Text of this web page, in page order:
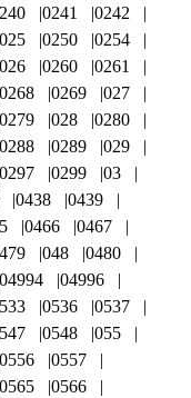
0241
0242
025 0250
0254
026 0260
0261
0268 0269
027
0279 028
0280
0288 0289
029
0297 0299
03
0438
0439
0466
0467
048
0480
04994
04996
0536
0537
0548
055
0556
0557
0565
0566